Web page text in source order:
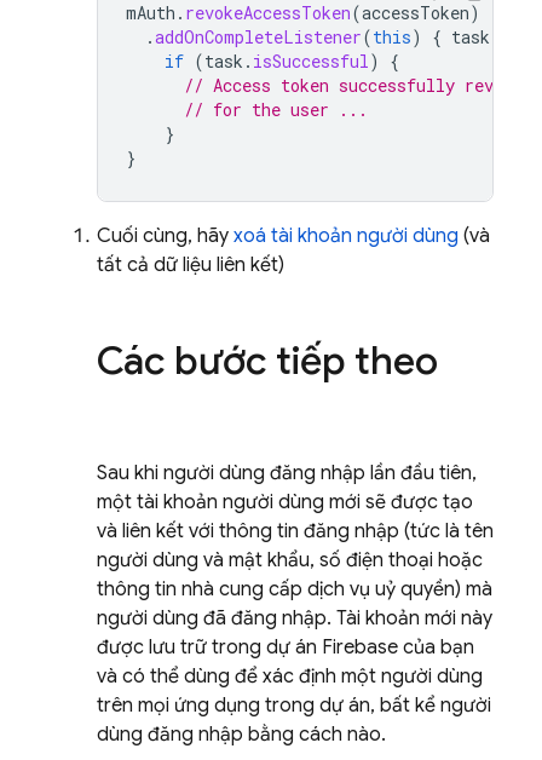
mAuth . revokeAccessToken(accessToken)
.addOnCompleteListener(this) { task
if (task . isSuccessful)
{
// Access token successfully revoked
// for the user ...
}
}
Cuối cùng, hãy xoá tài khoản người dùng (và
tất cả dữ liệu liên kết)
Các bước tiếp theo
Sau khi người dùng đăng nhập lần đầu tiên,
một tài khoản người dùng mới sẽ được tạo
và liên kết với thông tin đăng nhập (tức là tên
người dùng và mật khẩu, số điện thoại hoặc
thông tin nhà cung cấp dịch vụ uỷ quyền) mà
người dùng đã đăng nhập. Tài khoản mới này
được lưu trữ trong dự án Firebase của bạn
và có thể dùng để xác định một người dùng
trên mọi ứng dụng trong dự án, bất kể người
dùng đăng nhập bằng cách nào.